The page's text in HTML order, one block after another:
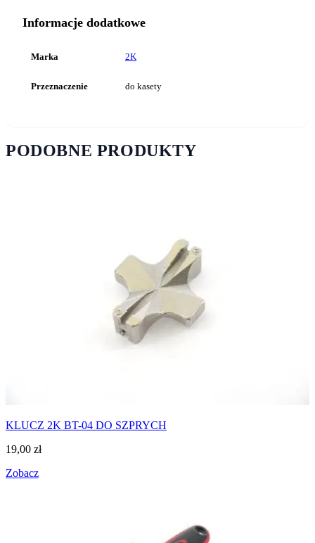
Informacje dodatkowe
Marka 2K
Przeznaczenie do kasety
PODOBNE PRODUKTY
KLUCZ 2K BT-04 DO SZPRYCH
19,00 zł
Zobacz